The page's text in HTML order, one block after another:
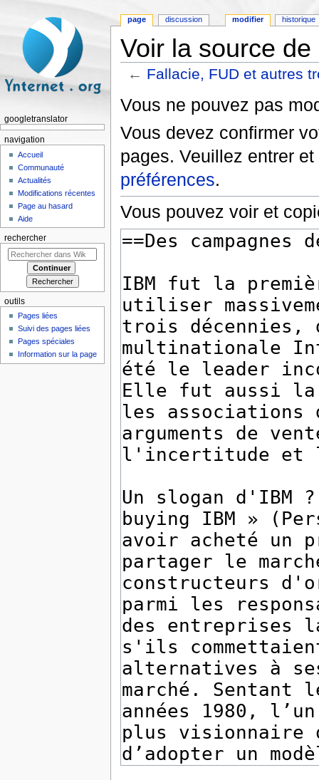
Voir la source
← Fallacie, FUD et autres
Vous ne pouvez pas
Vous devez confirmer
pages. Veuillez entrer
préférences.
Vous pouvez voir et
page discussion modifier historique
googletranslator
navigation
Accueil
Communauté
Actualités
Modifications récentes
Page au hasard
Aide
rechercher
outils
Pages liées
Suivi des pages liées
Pages spéciales
Information sur la page